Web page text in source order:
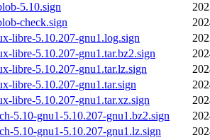
5.10.sign
check.sign
libre-5.10.207-gnu1.log.sign
libre-5.10.207-gnu1.tar.bz2.sign
libre-5.10.207-gnu1.tar.lz.sign
libre-5.10.207-gnu1.tar.sign
libre-5.10.207-gnu1.tar.xz.sign
5.10-gnu1-5.10.207-gnu1.bz2.sign
5.10-gnu1-5.10.207-gnu1.lz.sign